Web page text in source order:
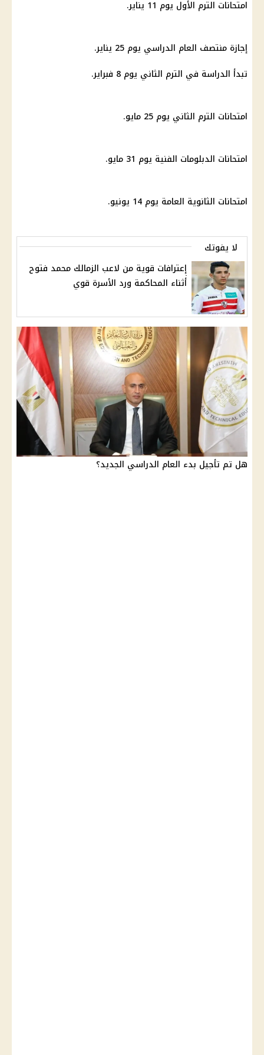
امتحانات الترم الأول يوم 11 يناير.
إجازة منتصف العام الدراسي يوم 25 يناير.
تبدأ الدراسة في الترم الثاني يوم 8 فبراير.
امتحانات الترم الثاني يوم 25 مايو.
امتحانات الدبلومات الفنية يوم 31 مايو.
امتحانات الثانوية العامة يوم 14 يونيو.
لا يفوتك
إعترافات قوية من لاعب الزمالك محمد فتوح
أثناء المحاكمة ورد الأسرة قوي
هل تم تأجيل بدء العام الدراسي الجديد؟